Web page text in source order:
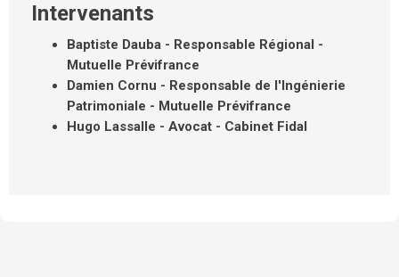
Intervenants
Baptiste Dauba - Responsable Régional -
Mutuelle Prévifrance
Damien Cornu - Responsable de l'Ingénierie
Patrimoniale - Mutuelle Prévifrance
Hugo Lassalle - Avocat - Cabinet Fidal